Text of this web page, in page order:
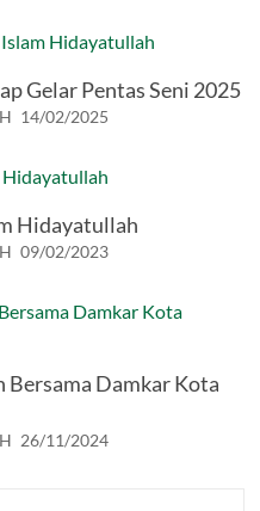
Gelar Pentas Seni 2025
14/02/2025
Hidayatullah
09/02/2023
Bersama Damkar Kota
26/11/2024